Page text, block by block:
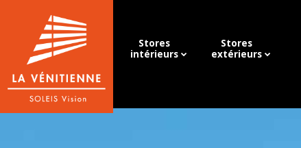
Stores
intérieurs
Stores
extérieurs